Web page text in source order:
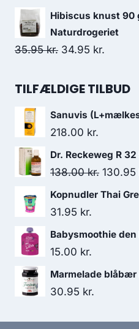
17.95 kr..
12.50 kr..
pris
var:
Hibiscus knust 90
Naturdrogeriet
35.95kr. Den
pris
35.95 kr..
34.95 kr.
pris
34.95
TILFÆLDIGE TILBUD
Sanuvis
218.00 kr.
Dr. Reckeweg R
138.00kr. Den
130.95
Kopnudler Thai
31.95 kr.
Babysmoothie
15.00 kr.
Marmelade
30.95 kr.